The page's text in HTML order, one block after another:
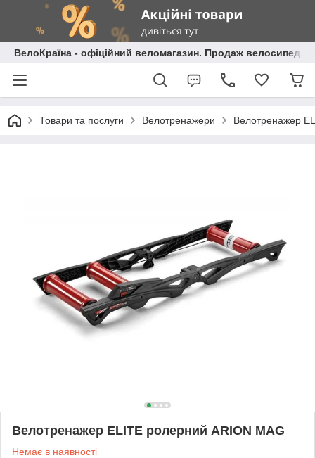
ВелоКраїна - офіційний веломагазин. Продаж велосипедів
Товари та послуги Велотренажери Велотренажер
Велотренажер ELITE ролерний ARION MAG
Немає в наявності